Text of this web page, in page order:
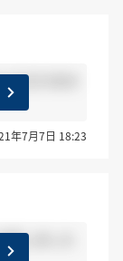
ただけませ
年7月7日 18:23
しました